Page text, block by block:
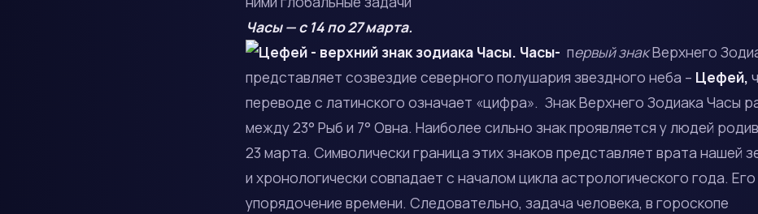
Часы — с 14 по 27 марта.
Часы- первый знакВерхнего
представляет созвездие северного полушария звездного неба – Цефей,
переводе с латинского означает «цифра». Знак Верхнего Зодиака Часы
между 23° Рыб и 7° Овна. Наиболее сильно знак проявляется у людей
23 марта. Символически граница этих знаков представляет врата нашей
и хронологически совпадает с началом цикла астрологического года.
упорядочение времени. Следовательно, задача человека, в гороскопе